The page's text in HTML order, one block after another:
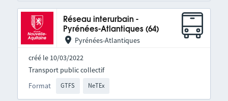
Réseau interurbain -
Pyrénées-Atlantiques (64)
Pyrénées-Atlantiques
créé le 10/03/2022
Format GTFS NeTEx
Transport public collectif